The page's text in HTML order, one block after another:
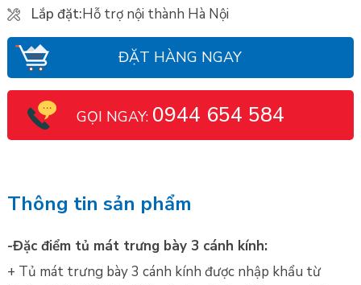
Lắp đặt:Hỗ trợ nội thành Hà Nội
ĐẶT HÀNG NGAY
GỌI NGAY: 0944 654 584
Thông tin sản phẩm
-Đặc điểm tủ mát trưng bày 3 cánh kính:
+ Tủ mát trưng bày 3 cánh kính được nhập khẩu từ